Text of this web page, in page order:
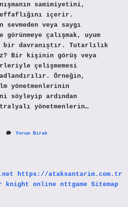
samimiyetini,
içerir.
veya saygı
görünmeye çalışmak, uyum
bir davranıştır. Tutarlılık
Bir kişinin görüş veya
çelişmemesi
Örneğin,
yönetmenlerinin
söyleyip ardından
yönetmenlerin…
Yorum Bırak
https://ataksantarim.com.tr
knight online nttgame Sitemap